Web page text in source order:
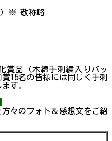
）※ 敬称略
賞品（木綿手刺繍入りバッ
15名の皆様には同じく手刺
す。
々のフォト＆感想文をご紹